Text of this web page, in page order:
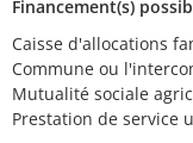
Financement(s)
Caisse d'allocations
Commune ou
Mutualité sociale
Prestation de service